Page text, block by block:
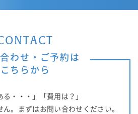
わせ・ご予約は
こちらから
る・・・」「費用は？」
。まずはお問い合わせください。